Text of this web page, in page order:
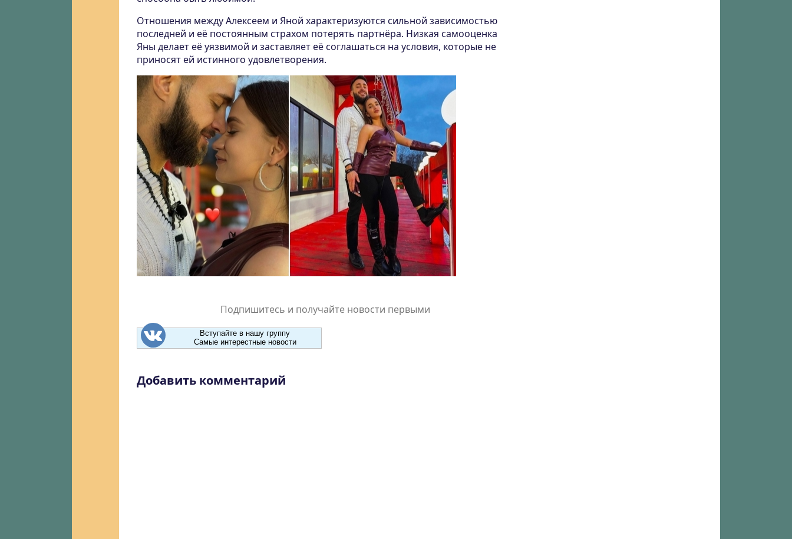
Отношения между Алексеем и Яной характеризуются сильной зависимостью
последней и её постоянным страхом потерять партнёра. Низкая самооценка
Яны делает её уязвимой и заставляет её соглашаться на условия, которые не
приносят ей истинного удовлетворения.
Подпишитесь и получайте новости первыми
Вступайте в нашу группу
Самые интерестные новости
Добавить комментарий